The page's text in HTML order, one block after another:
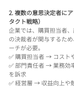
2. 複数の意思決定者に
タクト戦略）
企業では、購買担当者
の決裁者が関与するた
ーチが必要。
✅ 購買担当者 → コスト
✅ 部門責任者 → 業務効
を訴求
✅ 経営層 → 収益向上や